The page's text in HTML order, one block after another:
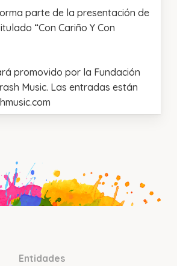
parte de la presentación de
“Con Cariño Y Con
promovido por la Fundación
Music. Las entradas están
Entidades